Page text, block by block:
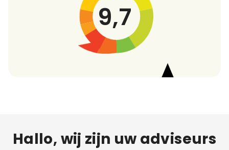
9,7
Hallo, wij zijn uw adviseurs